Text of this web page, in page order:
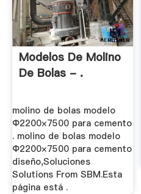
Modelos De Molino
De Bolas - .
molino de bolas modelo
Ф2200×7500 para cemento
. molino de bolas modelo
Ф2200×7500 para cemento
diseño,Soluciones
Solutions From SBM.Esta
página está .